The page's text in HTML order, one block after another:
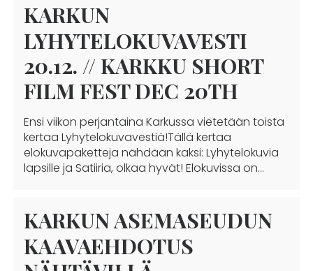
KARKUN
LYHYTELOKUVAVESTI
20.12. // KARKKU SHORT
FILM FEST DEC 20TH
Ensi viikon perjantaina Karkussa vietetään toista
kertaa Lyhytelokuvavestiä!Tällä kertaa
elokuvapaketteja nähdään kaksi: Lyhytelokuvia
lapsille ja Satiiria, olkaa hyvät! Elokuvissa on…
KARKUN ASEMASEUDUN
KAAVAEHDOTUS